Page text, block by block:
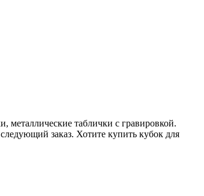
таблички с гравировкой.
заказ. Хотите купить кубок для